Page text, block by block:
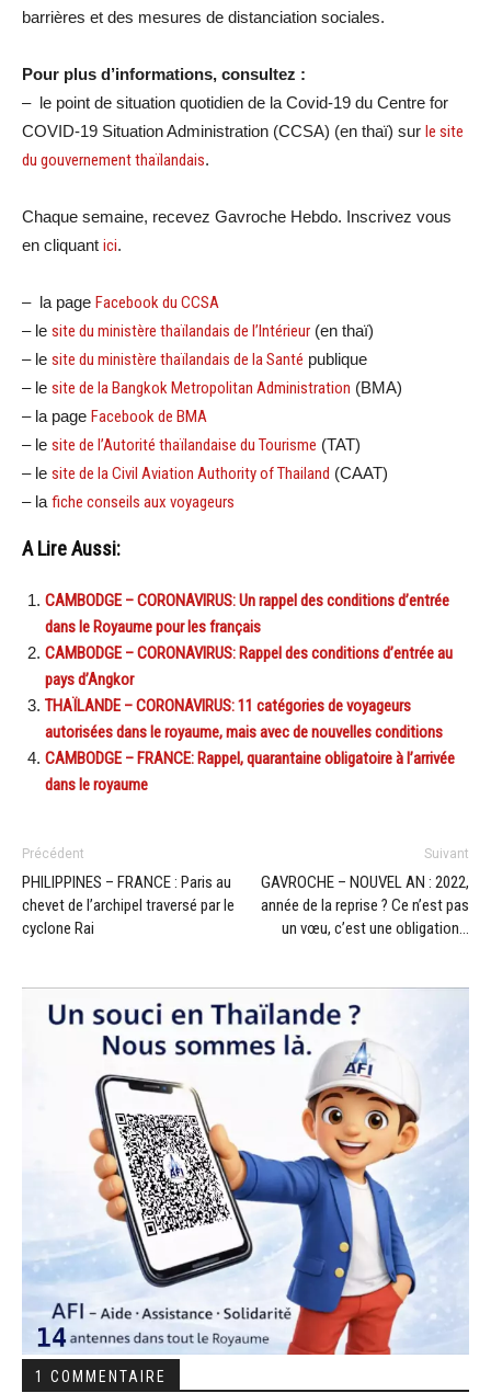
barrières et des mesures de distanciation sociales.
Pour plus d’informations, consultez :
– le point de situation quotidien de la Covid-19 du Centre for
COVID-19 Situation Administration (CCSA) (en thaï) sur le site
du gouvernement thaïlandais.
Chaque semaine, recevez Gavroche Hebdo. Inscrivez vous
en cliquant ici.
– la page Facebook du CCSA
– le site du ministère thaïlandais de l’Intérieur (en thaï)
– le site du ministère thaïlandais de la Santé publique
– le site de la Bangkok Metropolitan Administration (BMA)
– la page Facebook de BMA
– le site de l’Autorité thaïlandaise du Tourisme (TAT)
– le site de la Civil Aviation Authority of Thailand (CAAT)
– la fiche conseils aux voyageurs
A Lire Aussi:
CAMBODGE – CORONAVIRUS: Un rappel des conditions d’entrée
dans le Royaume pour les français
CAMBODGE – CORONAVIRUS: Rappel des conditions d’entrée au
pays d’Angkor
THAÏLANDE – CORONAVIRUS: 11 catégories de voyageurs
autorisées dans le royaume, mais avec de nouvelles conditions
CAMBODGE – FRANCE: Rappel, quarantaine obligatoire à l’arrivée
dans le royaume
Précédent
PHILIPPINES – FRANCE : Paris au
chevet de l’archipel traversé par le
cyclone Rai
Suivant
GAVROCHE – NOUVEL AN : 2022,
année de la reprise ? Ce n’est pas
un vœu, c’est une obligation…
1 COMMENTAIRE